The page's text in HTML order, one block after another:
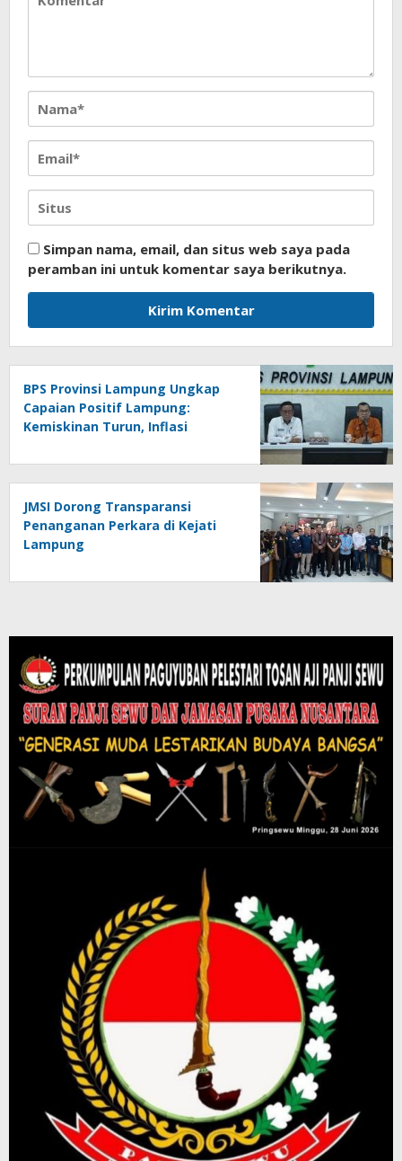
Simpan nama, email, dan situs web saya pada
peramban ini untuk komentar saya berikutnya.
BPS Provinsi Lampung Ungkap
Capaian Positif Lampung:
Kemiskinan Turun, Inflasi
Tumbuh
JMSI Dorong Transparansi
Penanganan Perkara di Kejati
Lampung